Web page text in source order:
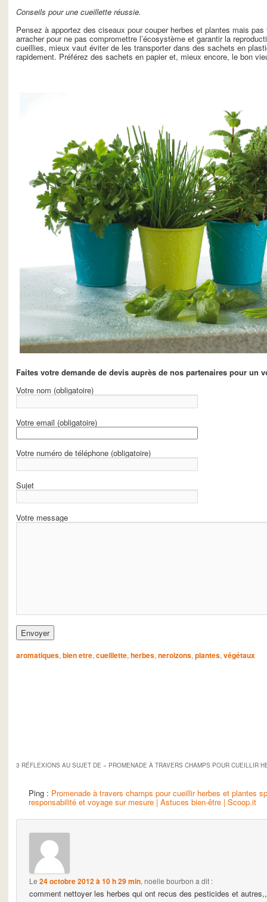
Conseils pour une cueillette réussie.
Pensez à apportez des ciseaux pour couper herbes et plantes mais
arracher pour ne pas compromettre l’écosystème et garantir la
cueillies, mieux vaut éviter de les transporter dans des sachets en
rapidement. Préférez des sachets en papier et, mieux encore, le bon
Faites votre demande de devis auprès de nos partenaires pour un
Votre nom (obligatoire)
Votre email (obligatoire)
Votre numéro de téléphone (obligatoire)
Sujet
Votre message
aromatiques, bien etre, cueillette, herbes, neroizons, plantes, végétaux
3 RÉFLEXIONS AU SUJET DE « PROMENADE À TRAVERS CHAMPS POUR CUEILLIR
Ping : Promenade à travers champs pour cueillir herbes et plantes
responsabilité et voyage sur mesure | Astuces bien-être | Scoop.it
Le24 octobre 2012 à 10 h 29 min,noelie bourbon a dit :
comment nettoyer les herbes qui ont recus des pesticides et